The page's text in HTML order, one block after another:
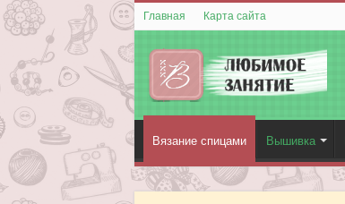
Главная Карта сайта
Вязание спицами Вышивка